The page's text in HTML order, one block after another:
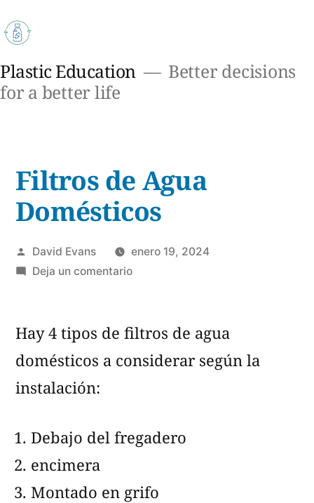
al
contenido
Plastic Education
Better decisions
for a better life
Filtros de Agua
Domésticos
Publicado
por
David Evans
enero 19, 2024
Deja un comentarioen
Agua
Hay 4 tipos de filtros de agua
domésticos a considerar según la
instalación:
Debajo del fregadero
encimera
Montado en grifo